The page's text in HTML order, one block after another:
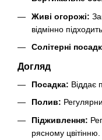
Живі огорожі:
відмінно
Солітерні
Догляд
Посадка: Віддає
Полив:
Підживлення:
рясному цвітінню.